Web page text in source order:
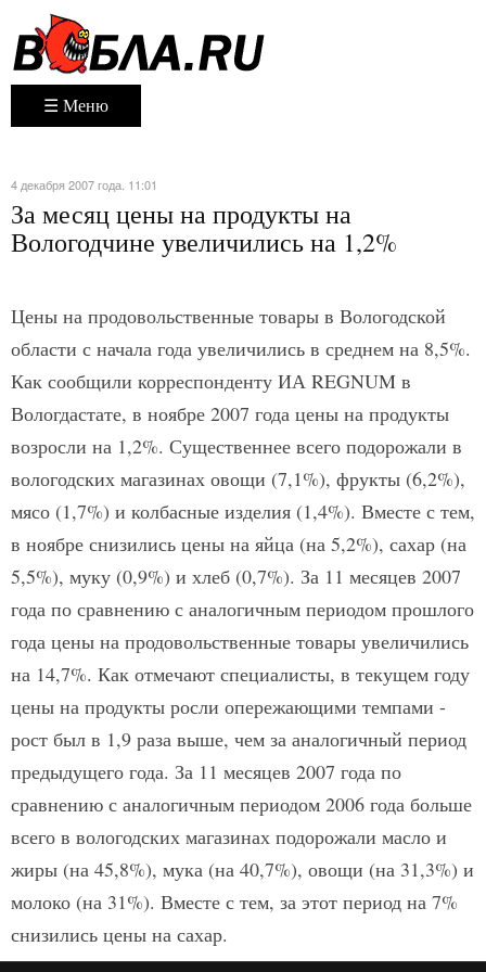
☰ Меню
4 декабря 2007 года. 11:01
За месяц цены на продукты на
Вологодчине увеличились на 1,2%
Цены на продовольственные товары в Вологодской
области с начала года увеличились в среднем на 8,5%.
Как сообщили корреспонденту ИА REGNUM в
Вологдастате, в ноябре 2007 года цены на продукты
возросли на 1,2%. Существеннее всего подорожали в
вологодских магазинах овощи (7,1%), фрукты (6,2%),
мясо (1,7%) и колбасные изделия (1,4%). Вместе с тем,
в ноябре снизились цены на яйца (на 5,2%), сахар (на
5,5%), муку (0,9%) и хлеб (0,7%). За 11 месяцев 2007
года по сравнению с аналогичным периодом прошлого
года цены на продовольственные товары увеличились
на 14,7%. Как отмечают специалисты, в текущем году
цены на продукты росли опережающими темпами -
рост был в 1,9 раза выше, чем за аналогичный период
предыдущего года. За 11 месяцев 2007 года по
сравнению с аналогичным периодом 2006 года больше
всего в вологодских магазинах подорожали масло и
жиры (на 45,8%), мука (на 40,7%), овощи (на 31,3%) и
молоко (на 31%). Вместе с тем, за этот период на 7%
снизились цены на сахар.